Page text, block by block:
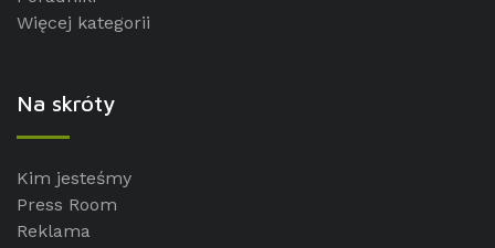
Więcej kategorii
Na skróty
Kim jesteśmy
Press Room
Reklama